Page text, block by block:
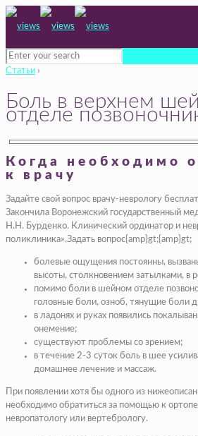
Статьи ›
Боль в верхнем
отделе
Когда необходимо
к врачу
Задайте свой вопрос врачу-неврологу
Закончила Воронежский государственный
Н.Н. Бурденко. Клинический ординатор и
поликлиника».Задать вопрос{amp}gt;{amp}gt;
болевые ощущения постоянны,
высоты, столкновением затылками, в
помимо боли в шейном отделе
головные боли, озноб, тянущие боли
в ладонях и руках появились
онемение;
существуют проблемы со зрением;
в течение 2-3 суток боль в шее
домашнее лечение и массаж.
При появлении хотя бы одного из
необходимо обратиться за помощью к
невропатологу или вертебрологу.